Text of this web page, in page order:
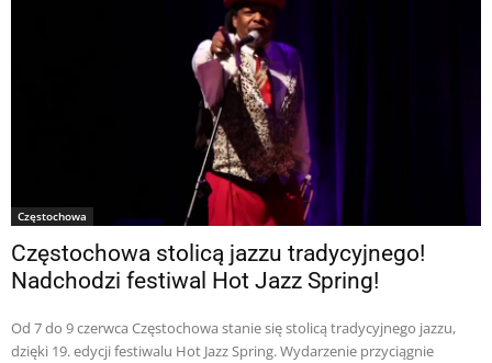
Częstochowa
Częstochowa stolicą jazzu tradycyjnego!
Nadchodzi festiwal Hot Jazz Spring!
Od 7 do 9 czerwca Częstochowa stanie się stolicą tradycyjnego jazzu,
dzięki 19. edycji festiwalu Hot Jazz Spring. Wydarzenie przyciągnie